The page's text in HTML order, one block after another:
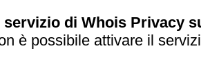
di Whois Privacy
è possibile attivare il